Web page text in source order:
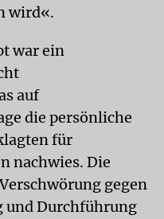
wird«.
war ein
auf
die persönliche
für
nachwies. Die
gegen
und Durchführung